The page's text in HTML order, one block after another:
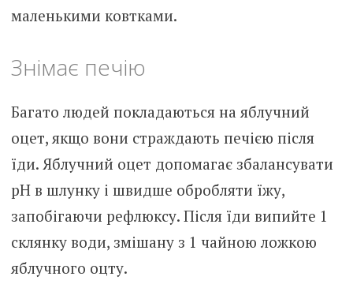
маленькими ковтками.
Знімає печію
Багато людей покладаються на яблучний
оцет, якщо вони страждають печією після
їди. Яблучний оцет допомагає збалансувати
pH в шлунку і швидше обробляти їжу,
запобігаючи рефлюксу. Після їди випийте 1
склянку води, змішану з 1 чайною ложкою
яблучного оцту.